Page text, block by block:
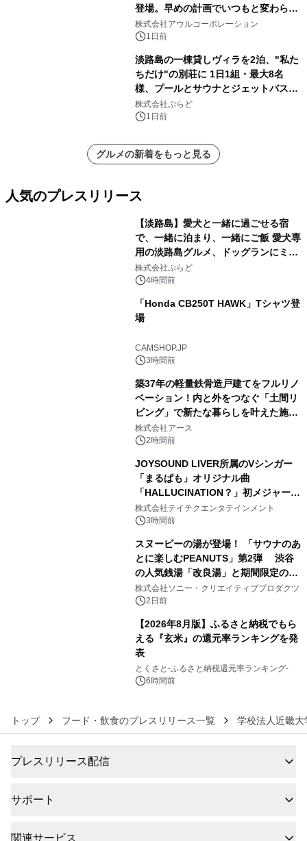
登場。早めの計画でいつもと変わらぬ
大人の冬旅を。ー夕日ヶ浦温泉「佳松
苑 別邸ふうか」ー
株式会社アウルコーポレーション
1日前
淡路島の一棟貸しヴィラを2泊、"私た
ちだけ"の別荘に 1日1組・最大8名
様、プールとサウナとジェットバス付
きで Villa Mon Temps AWAJIの連泊
素泊りプラン
株式会社ぷらど
1日前
グルメの新着をもっと見る
人気のプレスリリース
【淡路島】愛犬と一緒に過ごせる宿
で、一緒に泊まり、一緒にご飯 愛犬専
用の淡路島グルメ、ドッグランにミニ
プール グランピングとトレーラーハウ
スの2施設で
株式会社ぷらど
4時間前
「Honda CB250T HAWK」Tシャツ登
場
CAMSHOP.JP
3時間前
築37年の軽量鉄骨造戸建てをフルリノ
ベーション！内と外をつなぐ「土間リ
ビング」で新たな暮らしを叶えた施工
事例を株式会社アースが公開
株式会社アース
2時間前
JOYSOUND LIVER所属のVシンガー
「まるぱも」オリジナル曲
「HALLUCINATION？」初メジャー配
信リリース決定！
株式会社テイチクエンタテインメント
3時間前
スヌーピーの湯が登場！ 「サウナのあ
とに楽しむPEANUTS」第2弾 渋谷
の人気銭湯「改良湯」と期間限定のコ
ラボレーション サウナイキタイコラ
ボグッズも発売決定！
株式会社ソニー・クリエイティブプロダクツ
2日前
【2026年8月版】ふるさと納税でもら
える『玄米』の還元率ランキングを発
表
とくさと-ふるさと納税還元率ランキング-
6時間前
トップ フード・飲食のプレスリリース一覧 学校法人近畿大
プレスリリース配信
サポート
関連サービス